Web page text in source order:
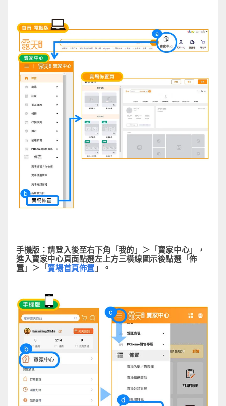
手機版：請登入後至右下角「我的」＞「賣家中心」，
進入賣家中心頁面點選左上方三橫線圖示後點選「佈
置」＞「 賣場首頁佈置 」。